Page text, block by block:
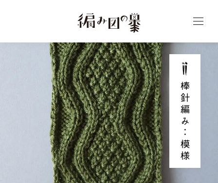
棒針編み‥模様